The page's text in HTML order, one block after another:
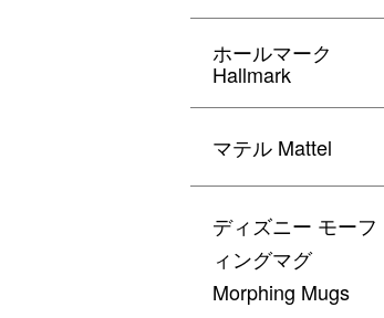
ホールマーク
Hallmark
マテル Mattel
ディズニー モーフ
ィングマグ
Morphing Mugs